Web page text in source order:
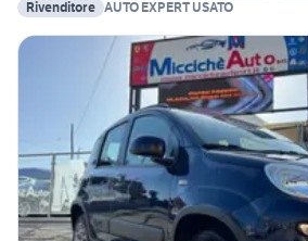
Rivenditore AUTO EXPERT USATO